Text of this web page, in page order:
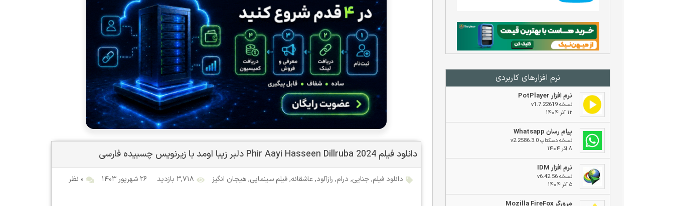
نرم افزار‌های کاربردی
نرم افزار PotPlayer
نسخه v1.7.22619
۱۲ آذر ۱۴۰۴
پیام رسان Whatsapp
نسخه دسکتاپ v2.2586.3.0
۸ آذر ۱۴۰۴
نرم افزار IDM
نسخه v6.42.56
۵ آذر ۱۴۰۴
مرورگر Mozilla FireFox
دانلود فیلم Phir Aayi Hasseen Dillruba 2024 دلبر زیبا اومد با زیرنویس چسبیده فارسی
دانلود فیلم,جنایی, درام, رازآلود,عاشقانه,فیلم سینمایی,هیجان انگیز ۳,۷۱۸ بازدید ۲۶ شهریور ۱۴۰۳ ۰ نظر